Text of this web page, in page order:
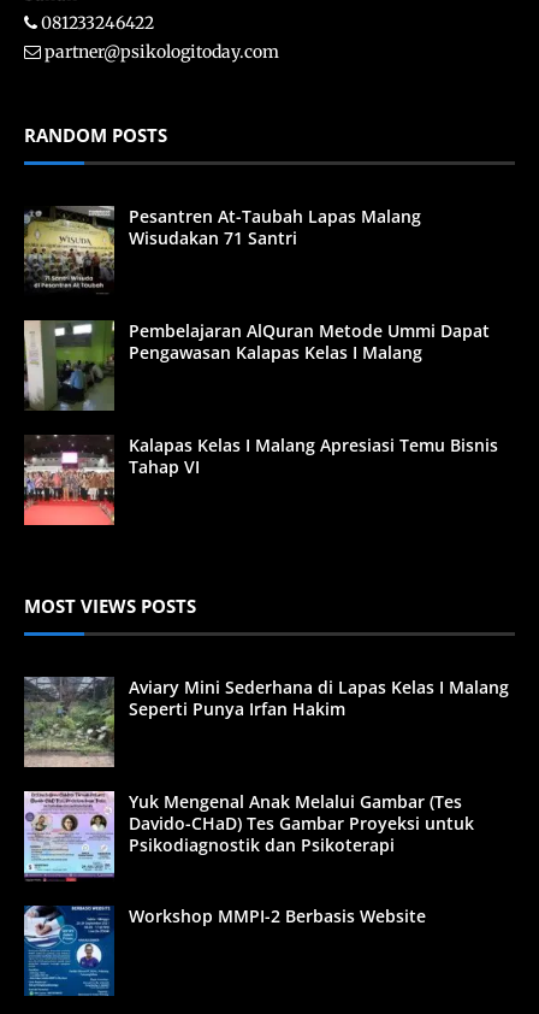
081233246422
partner@psikologitoday.com
RANDOM POSTS
Pesantren At-Taubah Lapas Malang
Wisudakan 71 Santri
Pembelajaran AlQuran Metode Ummi Dapat
Pengawasan Kalapas Kelas I Malang
Kalapas Kelas I Malang Apresiasi Temu Bisnis
Tahap VI
MOST VIEWS POSTS
Aviary Mini Sederhana di Lapas Kelas I Malang
Seperti Punya Irfan Hakim
Yuk Mengenal Anak Melalui Gambar (Tes
Davido-CHaD) Tes Gambar Proyeksi untuk
Psikodiagnostik dan Psikoterapi
Workshop MMPI-2 Berbasis Website